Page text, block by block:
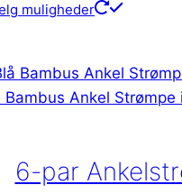
muligheder
6-par